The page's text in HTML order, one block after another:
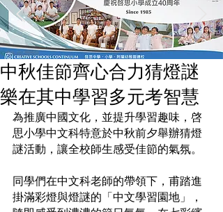
中秋佳節齊心合力猜燈謎
樂在其中學習多元考智慧
為推廣中國文化，並提升學習趣味，啓
思小學中文科特意於中秋前夕舉辦猜燈
謎活動，讓全校師生感受佳節的氣氛。
同學們在中文科老師的帶領下，甫踏進
掛滿彩燈與燈謎的「中文學習園地」，